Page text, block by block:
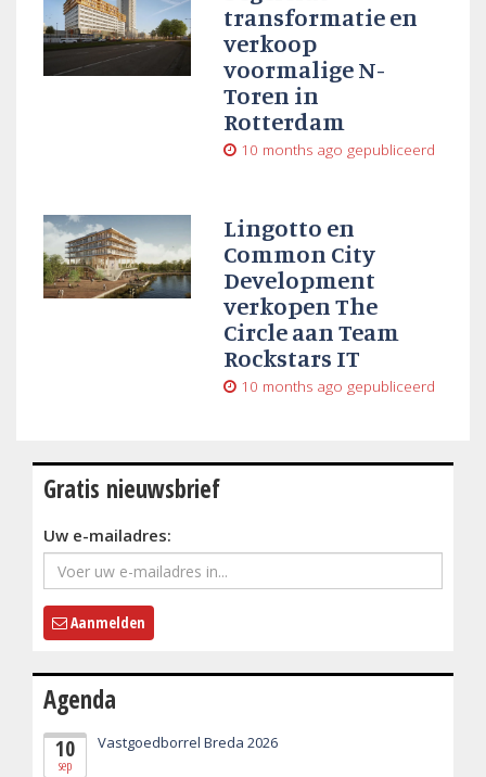
transformatie en
verkoop
voormalige N-
Toren in
Rotterdam
10 months ago gepubliceerd
Lingotto en
Common City
Development
verkopen The
Circle aan Team
Rockstars IT
10 months ago gepubliceerd
Gratis nieuwsbrief
Uw e-mailadres:
Aanmelden
Agenda
10
sep
Vastgoedborrel Breda 2026